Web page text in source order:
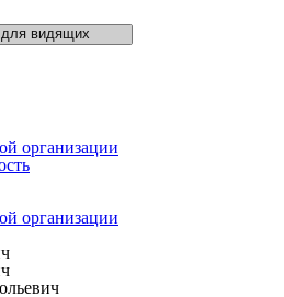
организации
организации